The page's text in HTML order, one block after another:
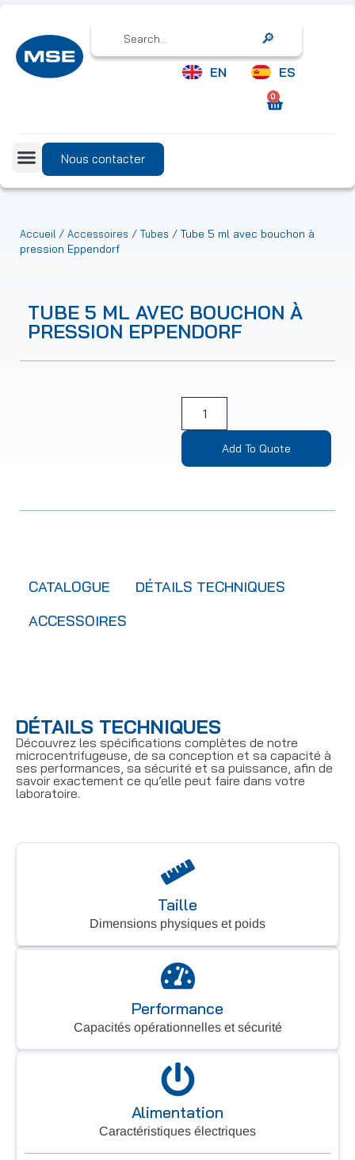
Search
EN ES
0
Nous contacter
Accueil / Accessoires / Tubes / Tube 5 ml avec bouchon à
pression Eppendorf
TUBE 5 ML AVEC BOUCHON À
PRESSION EPPENDORF
Add To Quote
CATALOGUE
DÉTAILS TECHNIQUES
ACCESSOIRES
DÉTAILS TECHNIQUES
Découvrez les spécifications complètes de notre
microcentrifugeuse, de sa conception et sa capacité à
ses performances, sa sécurité et sa puissance, afin de
savoir exactement ce qu’elle peut faire dans votre
laboratoire.
Performance
Capacités opérationnelles et sécurité
Taille
Dimensions physiques et poids
Alimentation
Caractéristiques électriques